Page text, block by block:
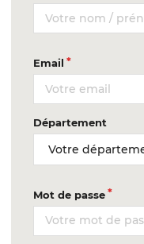
Email
Département
Mot de passe